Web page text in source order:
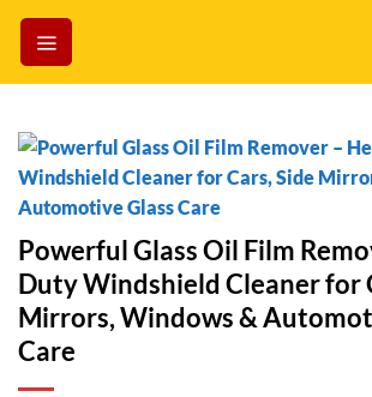
Skip
content
Powerful Glass Oil Film
Duty Windshield Cleaner for
Mirrors, Windows &
Care